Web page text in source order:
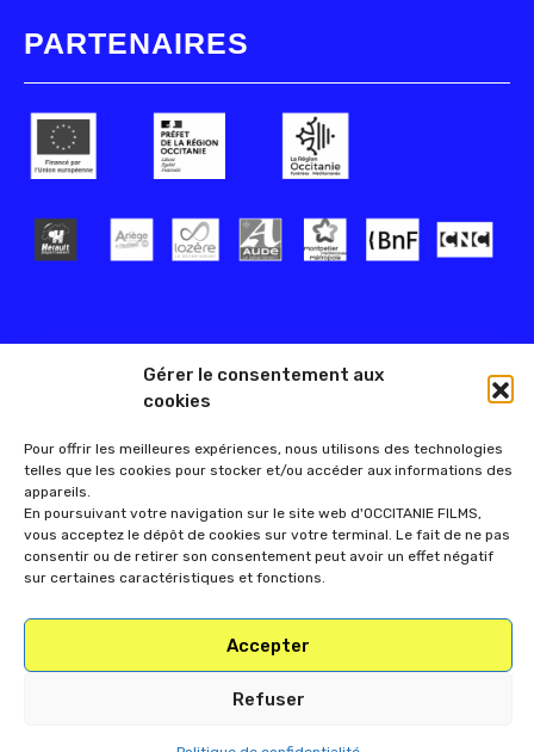
Gérer le consentement aux
cookies
Pour offrir les meilleures expériences, nous utilisons des technologies
telles que les cookies pour stocker et/ou accéder aux informations des
appareils.
En poursuivant votre navigation sur le site web d'OCCITANIE FILMS,
vous acceptez le dépôt de cookies sur votre terminal. Le fait de ne pas
consentir ou de retirer son consentement peut avoir un effet négatif
sur certaines caractéristiques et fonctions.
Accepter
Refuser
PARTENAIRES